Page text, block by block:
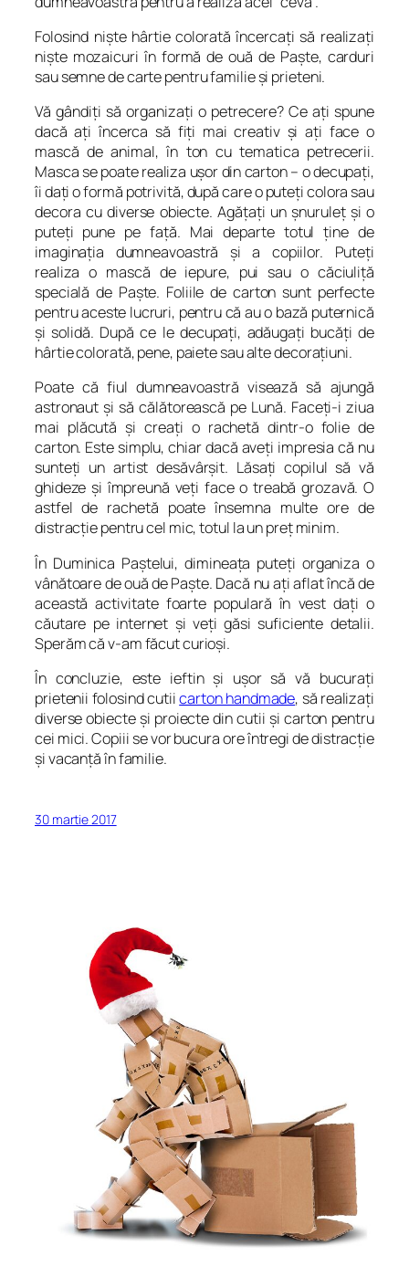
Folosind nişte hârtie colorată încercaţi să realizaţi
nişte mozaicuri în formă de ouă de Paşte, carduri
sau semne de carte pentru familie şi prieteni.
Vă gândiţi să organizaţi o petrecere? Ce aţi spune
dacă aţi încerca să fiţi mai creativ şi aţi face o
mască de animal, în ton cu tematica petrecerii.
Masca se poate realiza uşor din carton – o decupaţi,
îi daţi o formă potrivită, după care o puteţi colora sau
decora cu diverse obiecte. Agăţaţi un şnuruleţ şi o
puteţi pune pe faţă. Mai departe totul ţine de
imaginaţia dumneavoastră şi a copiilor. Puteţi
realiza o mască de iepure, pui sau o căciuliţă
specială de Paşte. Foliile de carton sunt perfecte
pentru aceste lucruri, pentru că au o bază puternică
şi solidă. După ce le decupaţi, adăugaţi bucăţi de
hârtie colorată, pene, paiete sau alte decoraţiuni.
Poate că fiul dumneavoastră visează să ajungă
astronaut şi să călătorească pe Lună. Faceţi-i ziua
mai plăcută şi creaţi o rachetă dintr-o folie de
carton. Este simplu, chiar dacă aveţi impresia că nu
sunteţi un artist desăvârşit. Lăsaţi copilul să vă
ghideze şi împreună veţi face o treabă grozavă. O
astfel de rachetă poate însemna multe ore de
distracţie pentru cel mic, totul la un preţ minim.
În Duminica Paştelui, dimineaţa puteţi organiza o
vânătoare de ouă de Paşte. Dacă nu aţi aflat încă de
această activitate foarte populară în vest daţi o
căutare pe internet şi veţi găsi suficiente detalii.
Sperăm că v-am făcut curioşi.
În concluzie, este ieftin şi uşor să vă bucuraţi
prietenii folosind cutiicarton handmade, să realizaţi
diverse obiecte şi proiecte din cutii şi carton pentru
cei mici. Copiii se vor bucura ore întregi de distracţie
şi vacanţă în familie.
30 martie 2017